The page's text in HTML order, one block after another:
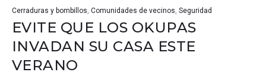
Cerraduras y bombillos Comunidades de vecinos Seguridad
EVITE QUE LOS OKUPAS
INVADAN SU CASA ESTE
VERANO